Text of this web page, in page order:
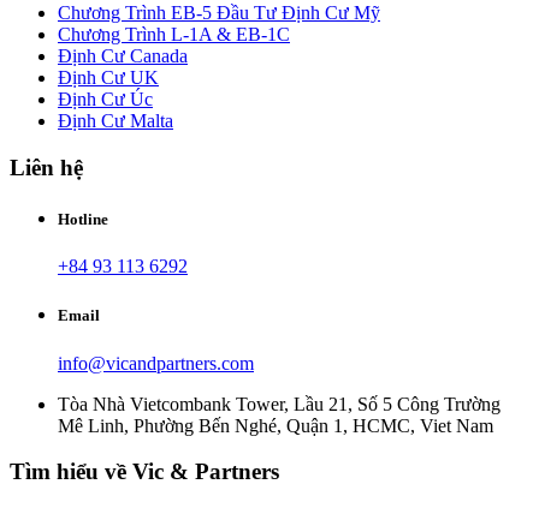
Chương Trình EB-5 Đầu Tư Định Cư Mỹ
Chương Trình L-1A & EB-1C
Định Cư Canada
Định Cư UK
Định Cư Úc
Định Cư Malta
Liên hệ
Hotline
+84 93 113 6292
Email
info@vicandpartners.com
Tòa Nhà Vietcombank Tower, Lầu 21, Số 5 Công Trường
Mê Linh, Phường Bến Nghé, Quận 1, HCMC, Viet Nam
Tìm hiểu về Vic & Partners